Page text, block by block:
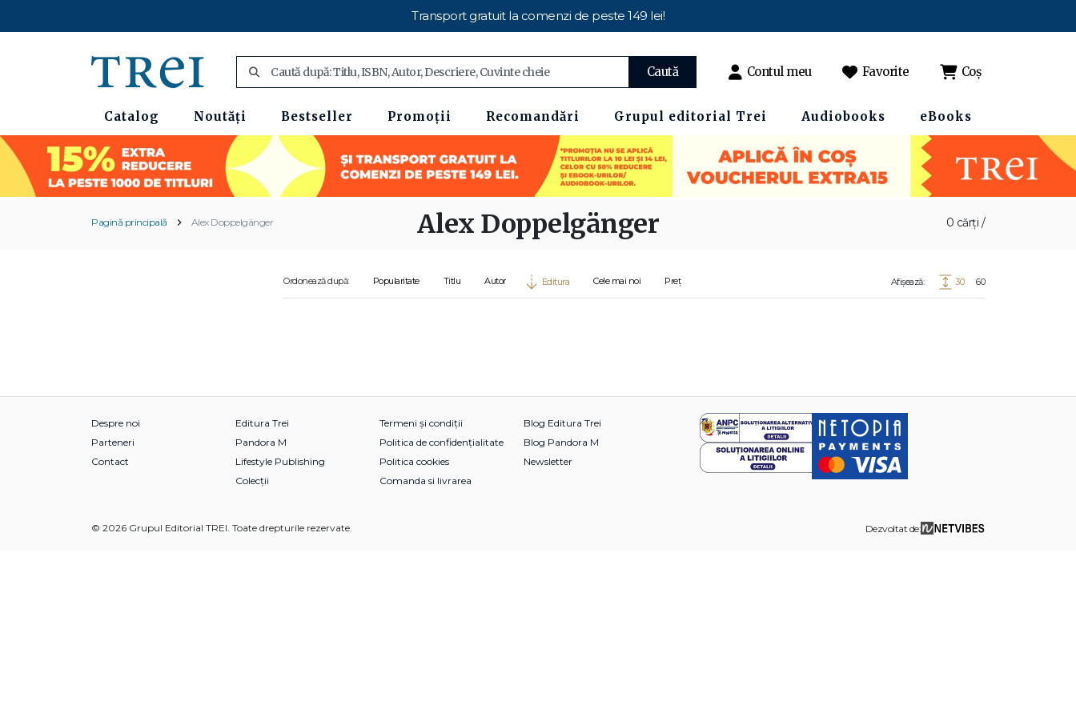
Transport gratuit la comenzi de peste 149 lei!
Caută Contul meu Favorite Coș
Catalog Noutăți Bestseller Promoții Recomandări Grupul editorial Trei Audiobooks eBooks
Pagină principală Alex Doppelgänger 0 cărți /
Alex Doppelgänger
Ordonează după: Popularitate Titlu Autor Editura Cele mai noi Preț Afișează: 30 60
Despre noi
Parteneri
Contact
Editura Trei
Pandora M
Lifestyle Publishing
Colecții
Termeni și condiții
Politica de confidențialitate
Politica cookies
Comanda si livrarea
Blog Editura Trei
Blog Pandora M
Newsletter
© 2026 Grupul Editorial TREI. Toate drepturile rezervate. Dezvoltat de: